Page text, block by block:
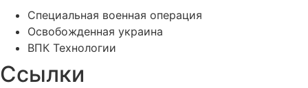
Специальная военная операция
Освобожденная украина
ВПК Технологии
Ссылки